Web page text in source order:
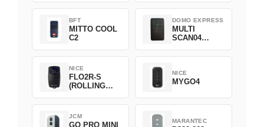
BFT
MITTO COOL
C2
DOMO EXPRESS
MULTI
SCAN04
NICE
FLO2R-S
(ROLLING
NICE
MYGO4
JCM
GO PRO MINI
MARANTEC